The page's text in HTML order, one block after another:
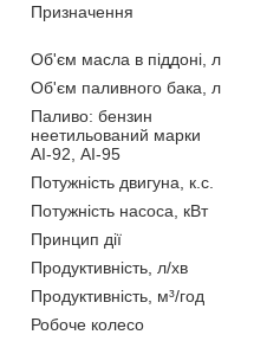
Призначення
Об'єм масла в піддоні, л
Об'єм паливного бака, л
Паливо: бензин
неетильований марки
АІ-92, АІ-95
Потужність двигуна, к.с.
Потужність насоса, кВт
Принцип дії
Продуктивність, л/хв
Продуктивність, м³/год
Робоче колесо